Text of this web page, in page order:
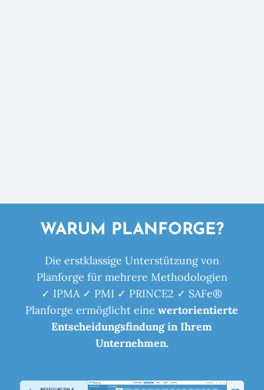
WARUM PLANFORGE?
Die erstklassige Unterstützung von
Planforge für mehrere Methodologien
✓ IPMA ✓ PMI ✓ PRINCE2 ✓ SAFe®
Planforge ermöglicht einewertorientierte
Entscheidungsfindung in Ihrem
Unternehmen.